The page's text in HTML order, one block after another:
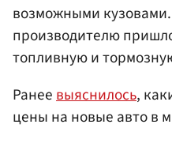
возможными кузовами.
производителю
топливную и
Ранеевыяснилось,
цены на новые авто в